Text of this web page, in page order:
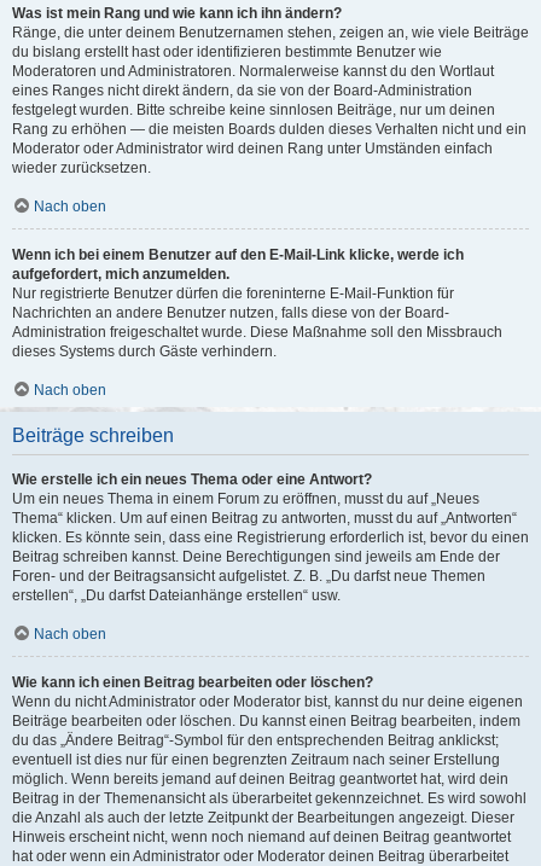
Was ist mein Rang und wie kann ich ihn ändern?
Ränge, die unter deinem Benutzernamen stehen, zeigen an, wie viele Beiträge
du bislang erstellt hast oder identifizieren bestimmte Benutzer wie
Moderatoren und Administratoren. Normalerweise kannst du den Wortlaut
eines Ranges nicht direkt ändern, da sie von der Board-Administration
festgelegt wurden. Bitte schreibe keine sinnlosen Beiträge, nur um deinen
Rang zu erhöhen — die meisten Boards dulden dieses Verhalten nicht und ein
Moderator oder Administrator wird deinen Rang unter Umständen einfach
wieder zurücksetzen.
Nach oben
Wenn ich bei einem Benutzer auf den E-Mail-Link klicke, werde ich
aufgefordert, mich anzumelden.
Nur registrierte Benutzer dürfen die foreninterne E-Mail-Funktion für
Nachrichten an andere Benutzer nutzen, falls diese von der Board-
Administration freigeschaltet wurde. Diese Maßnahme soll den Missbrauch
dieses Systems durch Gäste verhindern.
Nach oben
Beiträge schreiben
Wie erstelle ich ein neues Thema oder eine Antwort?
Um ein neues Thema in einem Forum zu eröffnen, musst du auf „Neues
Thema“ klicken. Um auf einen Beitrag zu antworten, musst du auf „Antworten“
klicken. Es könnte sein, dass eine Registrierung erforderlich ist, bevor du einen
Beitrag schreiben kannst. Deine Berechtigungen sind jeweils am Ende der
Foren- und der Beitragsansicht aufgelistet. Z. B. „Du darfst neue Themen
erstellen“, „Du darfst Dateianhänge erstellen“ usw.
Nach oben
Wie kann ich einen Beitrag bearbeiten oder löschen?
Wenn du nicht Administrator oder Moderator bist, kannst du nur deine eigenen
Beiträge bearbeiten oder löschen. Du kannst einen Beitrag bearbeiten, indem
du das „Ändere Beitrag“-Symbol für den entsprechenden Beitrag anklickst;
eventuell ist dies nur für einen begrenzten Zeitraum nach seiner Erstellung
möglich. Wenn bereits jemand auf deinen Beitrag geantwortet hat, wird dein
Beitrag in der Themenansicht als überarbeitet gekennzeichnet. Es wird sowohl
die Anzahl als auch der letzte Zeitpunkt der Bearbeitungen angezeigt. Dieser
Hinweis erscheint nicht, wenn noch niemand auf deinen Beitrag geantwortet
hat oder wenn ein Administrator oder Moderator deinen Beitrag überarbeitet